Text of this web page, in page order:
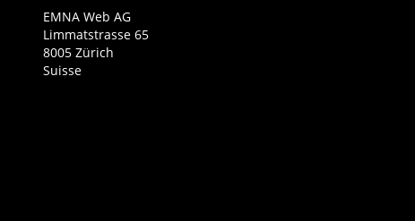
EMNA Web AG
Limmatstrasse 65
8005 Zürich
Suisse